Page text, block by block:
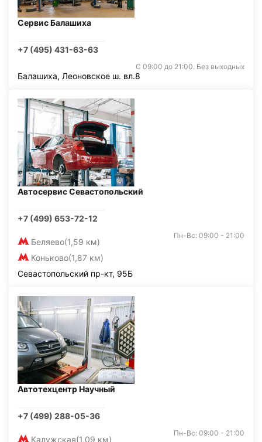
Сервис Балашиха
+7 (495) 431-63-63
С 09:00 до 21:00. Без выходных
Балашиха, Леоновское ш. вл.8
Автосервис Севастопольский
+7 (499) 653-72-12
Беляево(1,59 км)
Коньково(1,87 км)
Пн-Вс: 09:00 - 21:00
Севастопольский пр-кт, 95Б
Автотехцентр Научный
+7 (499) 288-05-36
Калужская(1,09 км)
Пн-Вс: 09:00 - 21:00